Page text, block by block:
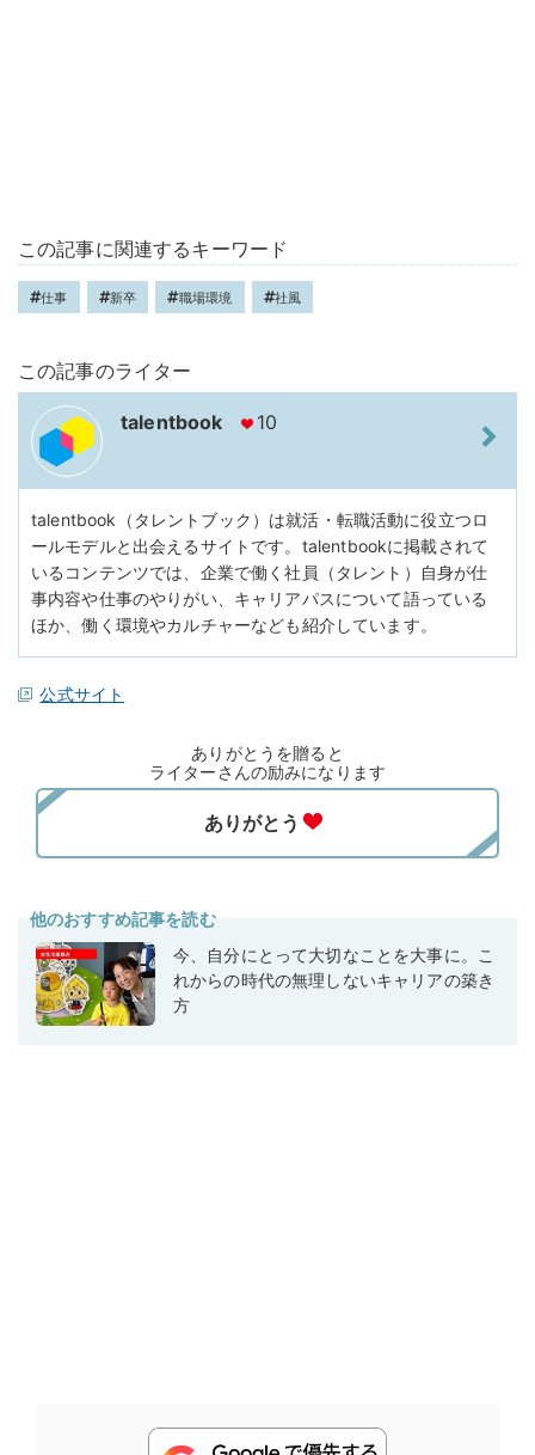
この記事に関連するキーワード
仕事 新卒 職場環境 社風
この記事のライター
talentbook 10
talentbook（タレントブック）は就活・転職活動に役立つロ
ールモデルと出会えるサイトです。talentbookに掲載されて
いるコンテンツでは、企業で働く社員（タレント）自身が仕
事内容や仕事のやりがい、キャリアパスについて語っている
ほか、働く環境やカルチャーなども紹介しています。
公式サイト
ありがとうを贈ると
ライターさんの励みになります
他のおすすめ記事を読む
今、自分にとって大切なことを大事に。こ
れからの時代の無理しないキャリアの築き
方